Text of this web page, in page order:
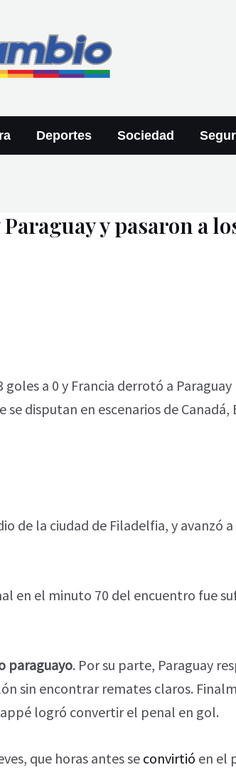
Deportes Sociedad
y pasaron a
a 0 y Francia derrotó a Paraguay
disputan en escenarios de Canadá,
de la ciudad de Filadelfia, y avanzó
en el minuto 70 del encuentro fue
paraguayo. Por su parte, Paraguay
sin encontrar remates claros.
logró convertir el penal en gol.
que horas antes se convirtió en el